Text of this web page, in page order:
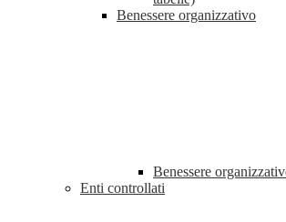
Benessere organizzativo
Benessere
Enti controllati